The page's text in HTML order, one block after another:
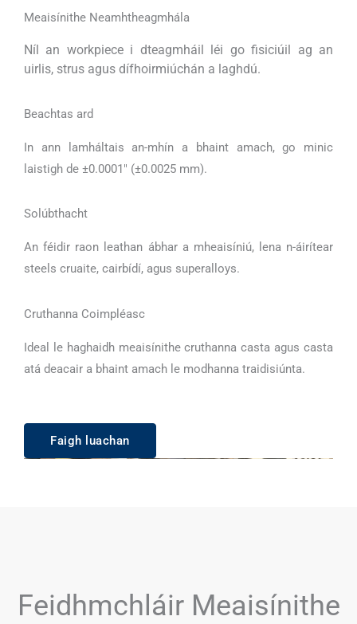
Meaisínithe Neamhtheagmhála
Níl an workpiece i dteagmháil léi go fisiciúil ag an
uirlis, strus agus dífhoirmiúchán a laghdú.
Beachtas ard
In ann lamháltais an-mhín a bhaint amach, go minic
laistigh de ±0.0001″ (±0.0025 mm).
Solúbthacht
An féidir raon leathan ábhar a mheaisíniú, lena n-áirítear
steels cruaite, cairbídí, agus superalloys.
Cruthanna Coimpléasc
Ideal le haghaidh meaisínithe cruthanna casta agus casta
atá deacair a bhaint amach le modhanna traidisiúnta.
Faigh luachan
Feidhmchláir Meaisínithe